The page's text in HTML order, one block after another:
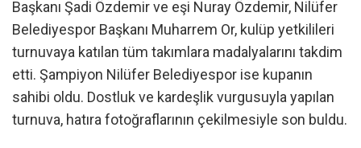
Başkanı Şadi Özdemir ve eşi Nuray Özdemir, Nilüfer
Belediyespor Başkanı Muharrem Or, kulüp yetkilileri
turnuvaya katılan tüm takımlara madalyalarını takdim
etti. Şampiyon Nilüfer Belediyespor ise kupanın
sahibi oldu. Dostluk ve kardeşlik vurgusuyla yapılan
turnuva, hatıra fotoğraflarının çekilmesiyle son buldu.